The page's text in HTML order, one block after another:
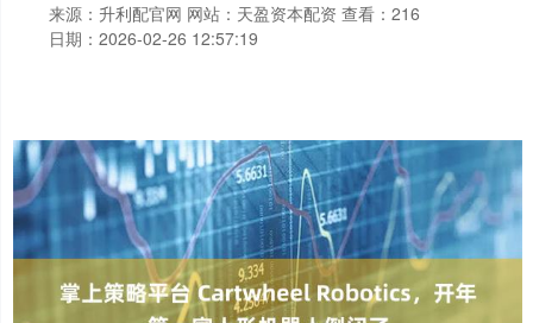
来源：升利配官网 网站：天盈资本配资 查看：216
日期：2026-02-26 12:57:19